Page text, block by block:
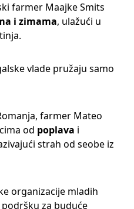
farmer Maajke Smits
i zimama, ulažući u
vlade pružaju samo
farmer Mateo
od poplava i
strah od seobe iz
organizacije mladih
za buduće